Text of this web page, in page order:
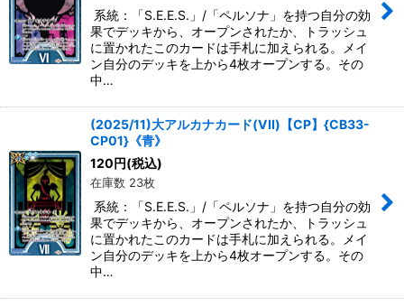
系統：「S.E.E.S.」/「ペルソナ」を持つ自分の効
果でデッキから、オープンされたか、トラッシュ
に置かれたこのカードは手札に加えられる。メイ
ン自分のデッキを上から4枚オープンする。その
中…
(2025/11)大アルカナカード(VII)【CP】{CB33-
CP01}《青》
120 円(税込)
在庫数 23枚
系統：「S.E.E.S.」/「ペルソナ」を持つ自分の効
果でデッキから、オープンされたか、トラッシュ
に置かれたこのカードは手札に加えられる。メイ
ン自分のデッキを上から4枚オープンする。その
中…